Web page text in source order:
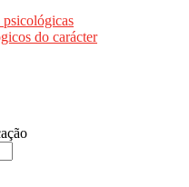
psicológicas
do carácter